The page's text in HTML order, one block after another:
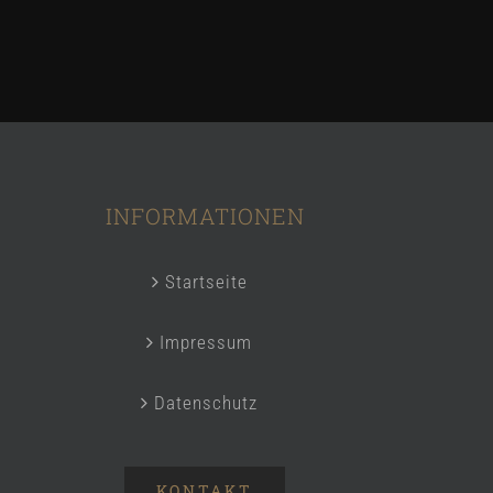
INFORMATIONEN
Startseite
Impressum
Datenschutz